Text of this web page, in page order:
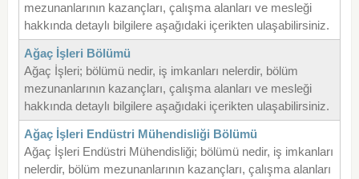
mezunanlarının kazançları, çalışma alanları ve mesleği
hakkında detaylı bilgilere aşağıdaki içerikten ulaşabilirsiniz.
Ağaç İşleri Bölümü
Ağaç İşleri; bölümü nedir, iş imkanları nelerdir, bölüm
mezunanlarının kazançları, çalışma alanları ve mesleği
hakkında detaylı bilgilere aşağıdaki içerikten ulaşabilirsiniz.
Ağaç İşleri Endüstri Mühendisliği Bölümü
Ağaç İşleri Endüstri Mühendisliği; bölümü nedir, iş imkanları
nelerdir, bölüm mezunanlarının kazançları, çalışma alanları